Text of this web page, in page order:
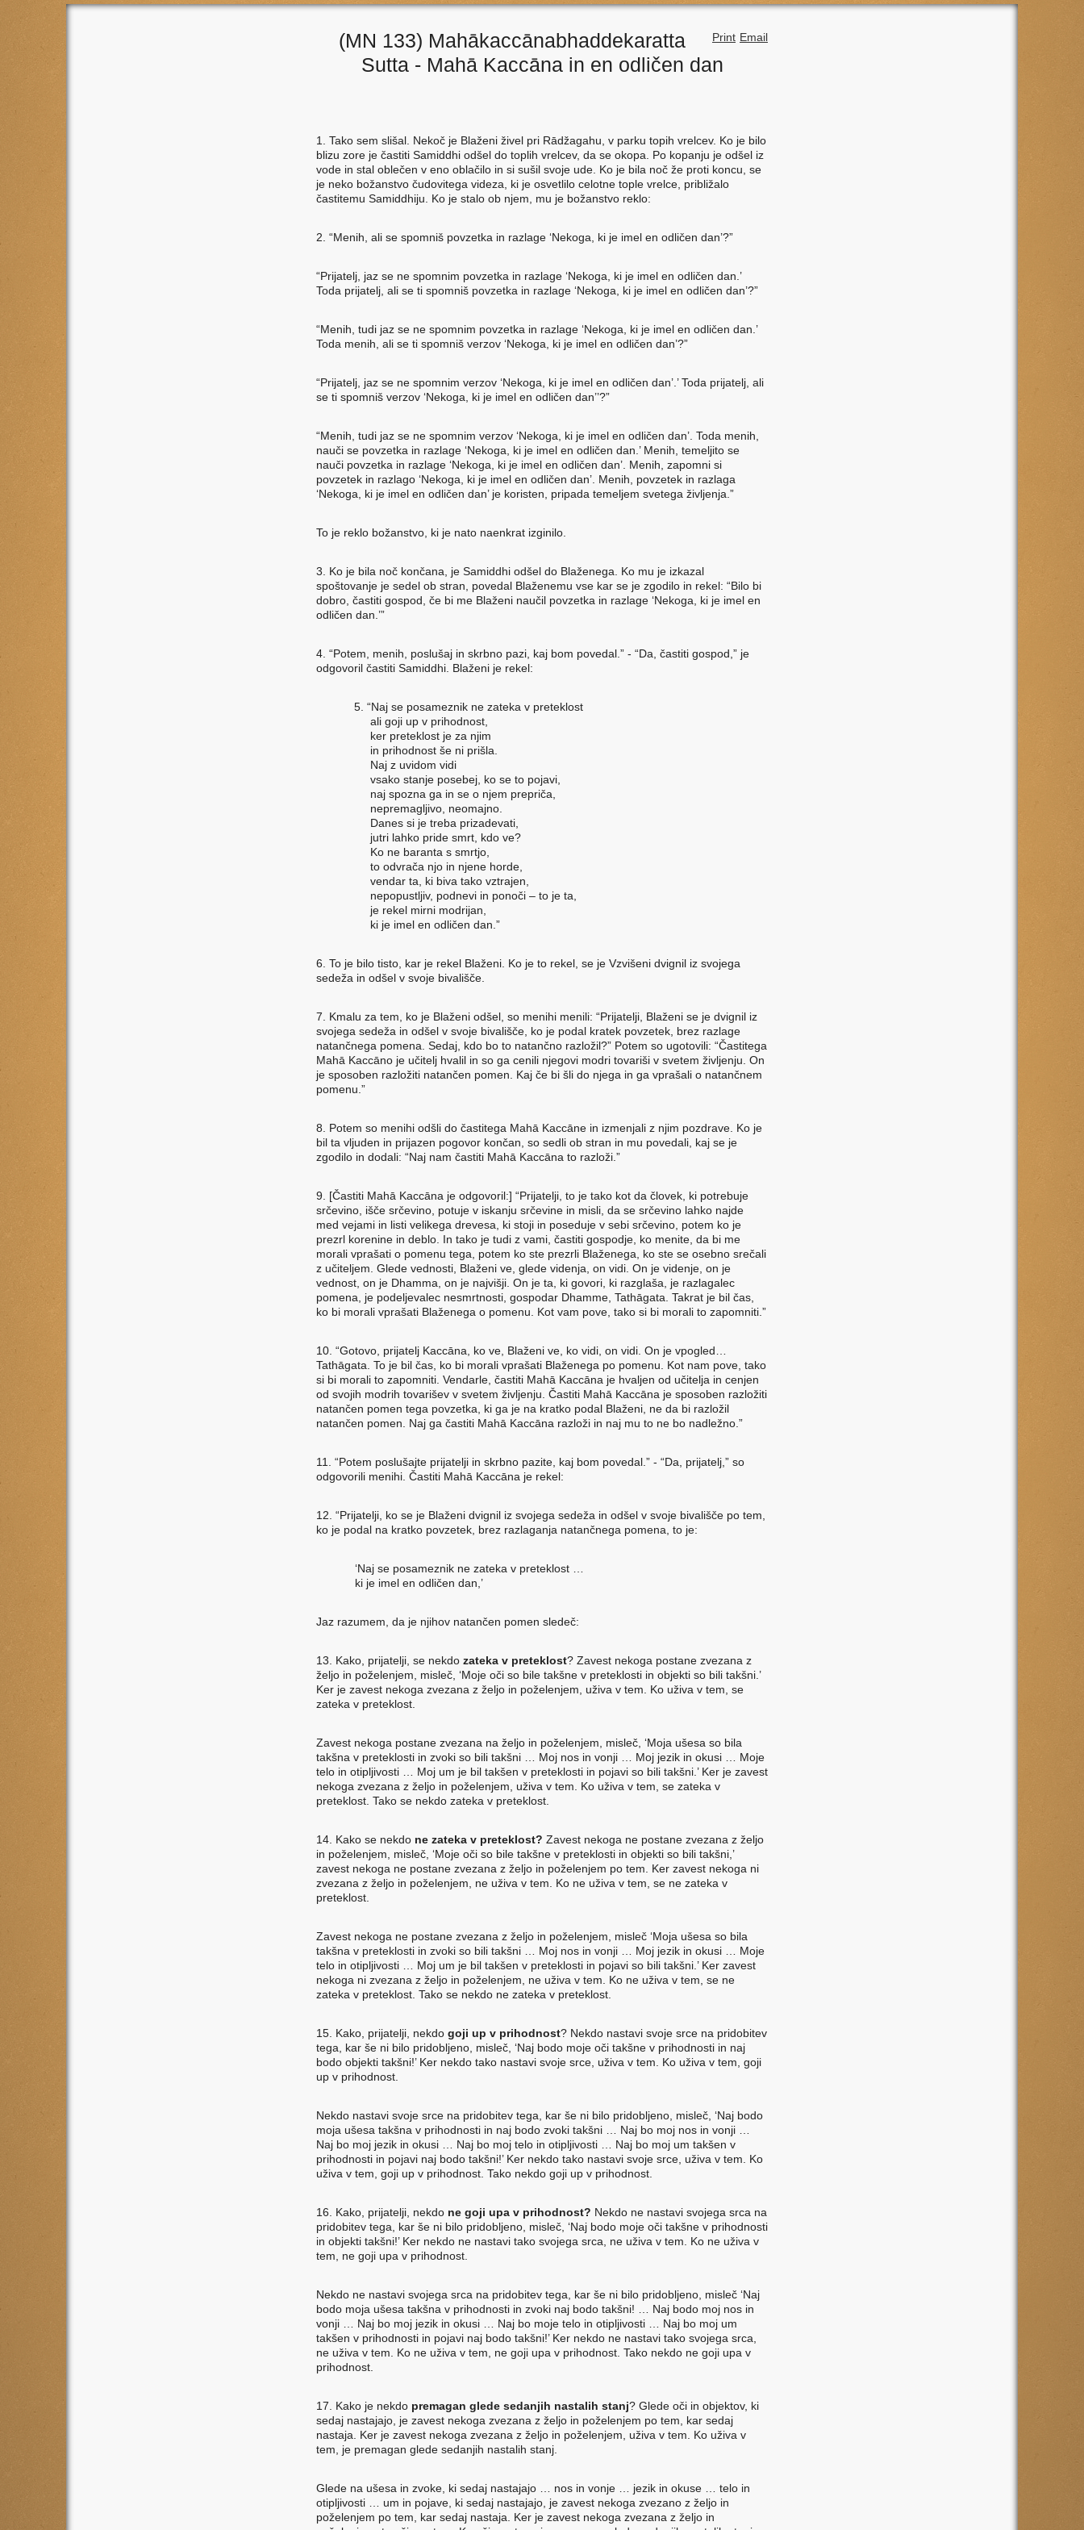
Email
Print
(MN 133) Mahākaccānabhaddekaratta
Sutta - Mahā Kaccāna in en odličen dan
1. Tako sem slišal. Nekoč je Blaženi živel pri Rādžagahu, v parku topih vrelcev. Ko je bilo
blizu zore je častiti Samiddhi odšel do toplih vrelcev, da se okopa. Po kopanju je odšel iz
vode in stal oblečen v eno oblačilo in si sušil svoje ude. Ko je bila noč že proti koncu, se
je neko božanstvo čudovitega videza, ki je osvetlilo celotne tople vrelce, približalo
častitemu Samiddhiju. Ko je stalo ob njem, mu je božanstvo reklo:
2. “Menih, ali se spomniš povzetka in razlage ‘Nekoga, ki je imel en odličen dan’?”
“Prijatelj, jaz se ne spomnim povzetka in razlage ‘Nekoga, ki je imel en odličen dan.’
Toda prijatelj, ali se ti spomniš povzetka in razlage ‘Nekoga, ki je imel en odličen dan’?”
“Menih, tudi jaz se ne spomnim povzetka in razlage ‘Nekoga, ki je imel en odličen dan.’
Toda menih, ali se ti spomniš verzov ‘Nekoga, ki je imel en odličen dan’?”
“Prijatelj, jaz se ne spomnim verzov ‘Nekoga, ki je imel en odličen dan’.’ Toda prijatelj, ali
se ti spomniš verzov ‘Nekoga, ki je imel en odličen dan’’?”
“Menih, tudi jaz se ne spomnim verzov ‘Nekoga, ki je imel en odličen dan’. Toda menih,
nauči se povzetka in razlage ‘Nekoga, ki je imel en odličen dan.’ Menih, temeljito se
nauči povzetka in razlage ‘Nekoga, ki je imel en odličen dan’. Menih, zapomni si
povzetek in razlago ‘Nekoga, ki je imel en odličen dan’. Menih, povzetek in razlaga
‘Nekoga, ki je imel en odličen dan’ je koristen, pripada temeljem svetega življenja.”
To je reklo božanstvo, ki je nato naenkrat izginilo.
3. Ko je bila noč končana, je Samiddhi odšel do Blaženega. Ko mu je izkazal
spoštovanje je sedel ob stran, povedal Blaženemu vse kar se je zgodilo in rekel: “Bilo bi
dobro, častiti gospod, če bi me Blaženi naučil povzetka in razlage ‘Nekoga, ki je imel en
odličen dan.’”
4. “Potem, menih, poslušaj in skrbno pazi, kaj bom povedal.” - “Da, častiti gospod,” je
odgovoril častiti Samiddhi. Blaženi je rekel:
5. “Naj se posameznik ne zateka v preteklost
ali goji up v prihodnost,
ker preteklost je za njim
in prihodnost še ni prišla.
Naj z uvidom vidi
vsako stanje posebej, ko se to pojavi,
naj spozna ga in se o njem prepriča,
nepremagljivo, neomajno.
Danes si je treba prizadevati,
jutri lahko pride smrt, kdo ve?
Ko ne baranta s smrtjo,
to odvrača njo in njene horde,
vendar ta, ki biva tako vztrajen,
nepopustljiv, podnevi in ponoči – to je ta,
je rekel mirni modrijan,
ki je imel en odličen dan.”
6. To je bilo tisto, kar je rekel Blaženi. Ko je to rekel, se je Vzvišeni dvignil iz svojega
sedeža in odšel v svoje bivališče.
7. Kmalu za tem, ko je Blaženi odšel, so menihi menili: “Prijatelji, Blaženi se je dvignil iz
svojega sedeža in odšel v svoje bivališče, ko je podal kratek povzetek, brez razlage
natančnega pomena. Sedaj, kdo bo to natančno razložil?” Potem so ugotovili: “Častitega
Mahā Kaccāno je učitelj hvalil in so ga cenili njegovi modri tovariši v svetem življenju. On
je sposoben razložiti natančen pomen. Kaj če bi šli do njega in ga vprašali o natančnem
pomenu.”
8. Potem so menihi odšli do častitega Mahā Kaccāne in izmenjali z njim pozdrave. Ko je
bil ta vljuden in prijazen pogovor končan, so sedli ob stran in mu povedali, kaj se je
zgodilo in dodali: “Naj nam častiti Mahā Kaccāna to razloži.”
9. [Častiti Mahā Kaccāna je odgovoril:] “Prijatelji, to je tako kot da človek, ki potrebuje
srčevino, išče srčevino, potuje v iskanju srčevine in misli, da se srčevino lahko najde
med vejami in listi velikega drevesa, ki stoji in poseduje v sebi srčevino, potem ko je
prezrl korenine in deblo. In tako je tudi z vami, častiti gospodje, ko menite, da bi me
morali vprašati o pomenu tega, potem ko ste prezrli Blaženega, ko ste se osebno srečali
z učiteljem. Glede vednosti, Blaženi ve, glede videnja, on vidi. On je videnje, on je
vednost, on je Dhamma, on je najvišji. On je ta, ki govori, ki razglaša, je razlagalec
pomena, je podeljevalec nesmrtnosti, gospodar Dhamme, Tathāgata. Takrat je bil čas,
ko bi morali vprašati Blaženega o pomenu. Kot vam pove, tako si bi morali to zapomniti.”
10. “Gotovo, prijatelj Kaccāna, ko ve, Blaženi ve, ko vidi, on vidi. On je vpogled…
Tathāgata. To je bil čas, ko bi morali vprašati Blaženega po pomenu. Kot nam pove, tako
si bi morali to zapomniti. Vendarle, častiti Mahā Kaccāna je hvaljen od učitelja in cenjen
od svojih modrih tovarišev v svetem življenju. Častiti Mahā Kaccāna je sposoben razložiti
natančen pomen tega povzetka, ki ga je na kratko podal Blaženi, ne da bi razložil
natančen pomen. Naj ga častiti Mahā Kaccāna razloži in naj mu to ne bo nadležno.”
11. “Potem poslušajte prijatelji in skrbno pazite, kaj bom povedal.” - “Da, prijatelj,” so
odgovorili menihi. Častiti Mahā Kaccāna je rekel:
12. “Prijatelji, ko se je Blaženi dvignil iz svojega sedeža in odšel v svoje bivališče po tem,
ko je podal na kratko povzetek, brez razlaganja natančnega pomena, to je:
‘Naj se posameznik ne zateka v preteklost …
ki je imel en odličen dan,’
Jaz razumem, da je njihov natančen pomen sledeč:
13. Kako, prijatelji, se nekdo zateka v preteklost? Zavest nekoga postane zvezana z
željo in poželenjem, misleč, ‘Moje oči so bile takšne v preteklosti in objekti so bili takšni.’
Ker je zavest nekoga zvezana z željo in poželenjem, uživa v tem. Ko uživa v tem, se
zateka v preteklost.
Zavest nekoga postane zvezana na željo in poželenjem, misleč, ‘Moja ušesa so bila
takšna v preteklosti in zvoki so bili takšni … Moj nos in vonji … Moj jezik in okusi … Moje
telo in otipljivosti … Moj um je bil takšen v preteklosti in pojavi so bili takšni.’ Ker je zavest
nekoga zvezana z željo in poželenjem, uživa v tem. Ko uživa v tem, se zateka v
preteklost. Tako se nekdo zateka v preteklost.
14. Kako se nekdo ne zateka v preteklost? Zavest nekoga ne postane zvezana z željo
in poželenjem, misleč, ‘Moje oči so bile takšne v preteklosti in objekti so bili takšni,’
zavest nekoga ne postane zvezana z željo in poželenjem po tem. Ker zavest nekoga ni
zvezana z željo in poželenjem, ne uživa v tem. Ko ne uživa v tem, se ne zateka v
preteklost.
Zavest nekoga ne postane zvezana z željo in poželenjem, misleč ‘Moja ušesa so bila
takšna v preteklosti in zvoki so bili takšni … Moj nos in vonji … Moj jezik in okusi … Moje
telo in otipljivosti … Moj um je bil takšen v preteklosti in pojavi so bili takšni.’ Ker zavest
nekoga ni zvezana z željo in poželenjem, ne uživa v tem. Ko ne uživa v tem, se ne
zateka v preteklost. Tako se nekdo ne zateka v preteklost.
15. Kako, prijatelji, nekdo goji up v prihodnost? Nekdo nastavi svoje srce na pridobitev
tega, kar še ni bilo pridobljeno, misleč, ‘Naj bodo moje oči takšne v prihodnosti in naj
bodo objekti takšni!’ Ker nekdo tako nastavi svoje srce, uživa v tem. Ko uživa v tem, goji
up v prihodnost.
Nekdo nastavi svoje srce na pridobitev tega, kar še ni bilo pridobljeno, misleč, ‘Naj bodo
moja ušesa takšna v prihodnosti in naj bodo zvoki takšni … Naj bo moj nos in vonji …
Naj bo moj jezik in okusi … Naj bo moj telo in otipljivosti … Naj bo moj um takšen v
prihodnosti in pojavi naj bodo takšni!’ Ker nekdo tako nastavi svoje srce, uživa v tem. Ko
uživa v tem, goji up v prihodnost. Tako nekdo goji up v prihodnost.
16. Kako, prijatelji, nekdo ne goji upa v prihodnost? Nekdo ne nastavi svojega srca na
pridobitev tega, kar še ni bilo pridobljeno, misleč, ‘Naj bodo moje oči takšne v prihodnosti
in objekti takšni!’ Ker nekdo ne nastavi tako svojega srca, ne uživa v tem. Ko ne uživa v
tem, ne goji upa v prihodnost.
Nekdo ne nastavi svojega srca na pridobitev tega, kar še ni bilo pridobljeno, misleč ‘Naj
bodo moja ušesa takšna v prihodnosti in zvoki naj bodo takšni! … Naj bodo moj nos in
vonji … Naj bo moj jezik in okusi … Naj bo moje telo in otipljivosti … Naj bo moj um
takšen v prihodnosti in pojavi naj bodo takšni!’ Ker nekdo ne nastavi tako svojega srca,
ne uživa v tem. Ko ne uživa v tem, ne goji upa v prihodnost. Tako nekdo ne goji upa v
prihodnost.
17. Kako je nekdo premagan glede sedanjih nastalih stanj? Glede oči in objektov, ki
sedaj nastajajo, je zavest nekoga zvezana z željo in poželenjem po tem, kar sedaj
nastaja. Ker je zavest nekoga zvezana z željo in poželenjem, uživa v tem. Ko uživa v
tem, je premagan glede sedanjih nastalih stanj.
Glede na ušesa in zvoke, ki sedaj nastajajo … nos in vonje … jezik in okuse … telo in
otipljivosti … um in pojave, ki sedaj nastajajo, je zavest nekoga zvezano z željo in
poželenjem po tem, kar sedaj nastaja. Ker je zavest nekoga zvezana z željo in